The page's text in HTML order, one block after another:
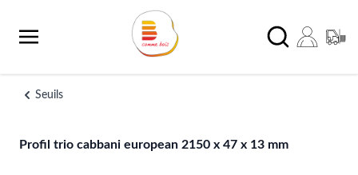
Chercher
Seuils
Profil trio cabbani european 2150 x 47 x 13 mm